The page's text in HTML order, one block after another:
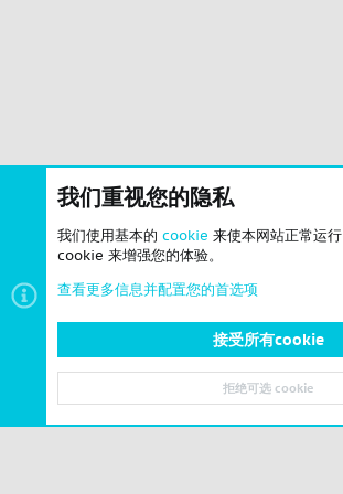
我们重视您的隐私
我们使用基本的 cookie 来使本网站正常运
cookie 来增强您的体验。
查看更多信息并配置您的首选项
接受所有cookie
拒绝可选 cookie